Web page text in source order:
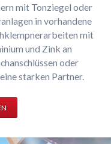
mit Tonziegel oder
in vorhandene
mit
und Zink an
oder
starken Partner.